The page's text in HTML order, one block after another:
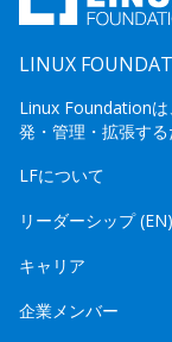
LINUX
Linux Foundation
発・管理・拡張する
LFについて
リーダーシップ (EN)
キャリア
企業メンバー